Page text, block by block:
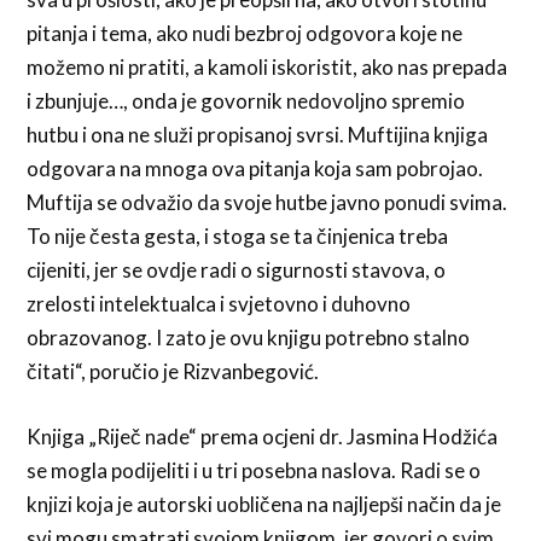
pitanja i tema, ako nudi bezbroj odgovora koje ne
možemo ni pratiti, a kamoli iskoristit, ako nas prepada
i zbunjuje…, onda je govornik nedovoljno spremio
hutbu i ona ne služi propisanoj svrsi. Muftijina knjiga
odgovara na mnoga ova pitanja koja sam pobrojao.
Muftija se odvažio da svoje hutbe javno ponudi svima.
To nije česta gesta, i stoga se ta činjenica treba
cijeniti, jer se ovdje radi o sigurnosti stavova, o
zrelosti intelektualca i svjetovno i duhovno
obrazovanog. I zato je ovu knjigu potrebno stalno
čitati“, poručio je Rizvanbegović.
Knjiga „Riječ nade“ prema ocjeni dr. Jasmina Hodžića
se mogla podijeliti i u tri posebna naslova. Radi se o
knjizi koja je autorski uobličena na najljepši način da je